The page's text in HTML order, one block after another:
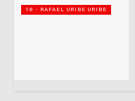
18 - RAFAEL URIBE URIBE